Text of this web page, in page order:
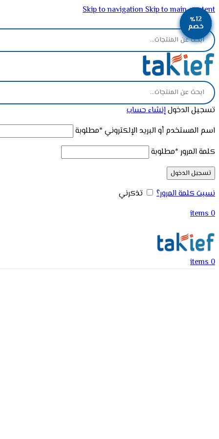
Skip to navigationSkip to main content
ADD ANYTHING HERE OR JUST REMOVE IT…
تسجيل الدخولإنشاء حساب
اسم المستخدم أو البريد الإلكتروني *مطلوبة
كلمة المرور *مطلوبة
تسجيل الدخول
نسيت كلمة المرور؟
تذكرني
0
items
0
items
٪13
خصم
٪13
خصم
٪12
خصم
٪12
خصم